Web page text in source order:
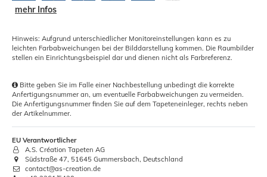
mehr Infos
Hinweis: Aufgrund unterschiedlicher Monitoreinstellungen kann es zu
leichten Farbabweichungen bei der Bilddarstellung kommen. Die Raumbilder
stellen ein Einrichtungsbeispiel dar und dienen nicht als Farbreferenz.
Bitte geben Sie im Falle einer Nachbestellung unbedingt die korrekte
Anfertigungsnummer an, um eventuelle Farbabweichungen zu vermeiden.
Die Anfertigungsnummer finden Sie auf dem Tapeteneinleger, rechts neben
der Artikelnummer.
EU Verantwortlicher
A.S. Création Tapeten AG
Südstraße 47, 51645 Gummersbach, Deutschland
contact@as-creation.de